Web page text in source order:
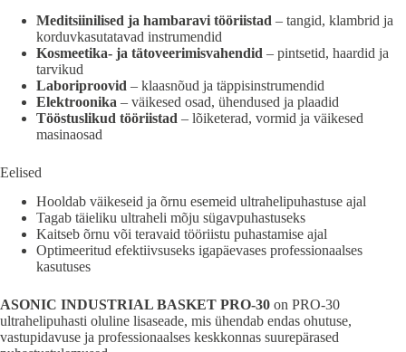
Meditsiinilised ja hambaravi tööriistad – tangid, klambrid ja
korduvkasutatavad instrumendid
Kosmeetika- ja tätoveerimisvahendid – pintsetid, haardid ja
tarvikud
Laboriproovid – klaasnõud ja täppisinstrumendid
Elektroonika – väikesed osad, ühendused ja plaadid
Tööstuslikud tööriistad – lõiketerad, vormid ja väikesed
masinaosad
Eelised
Hooldab väikeseid ja õrnu esemeid ultrahelipuhastuse ajal
Tagab täieliku ultraheli mõju sügavpuhastuseks
Kaitseb õrnu või teravaid tööriistu puhastamise ajal
Optimeeritud efektiivsuseks igapäevases professionaalses
kasutuses
ASONIC INDUSTRIAL BASKET PRO-30 on PRO-30
ultrahelipuhasti oluline lisaseade, mis ühendab endas ohutuse,
vastupidavuse ja professionaalses keskkonnas suurepärased